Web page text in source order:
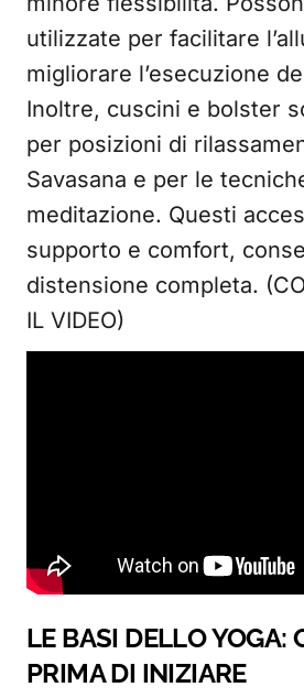
utilizzate per facilitare
migliorare l’esecuzione
Inoltre, cuscini e bolster
per posizioni di
Savasana e per le
meditazione. Questi
supporto e comfort,
distensione completa.
IL VIDEO)
LE BASI DELLO YOGA:
PRIMA DI INIZIARE